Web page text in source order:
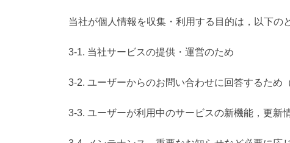
当社が個人情報を収集・利用する目的は，以下の
3-1. 当社サービスの提供・運営のため
3-2. ユーザーからのお問い合わせに回答するため
3-3. ユーザーが利用中のサービスの新機能，更新